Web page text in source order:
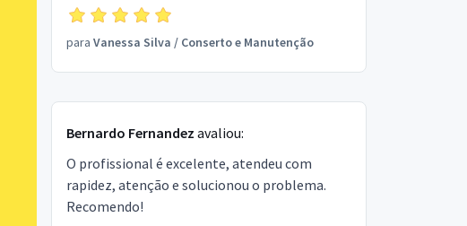
para Vanessa Silva / Conserto e Manutenção
Bernardo Fernandez avaliou:
O profissional é excelente, atendeu com
rapidez, atenção e solucionou o problema.
Recomendo!